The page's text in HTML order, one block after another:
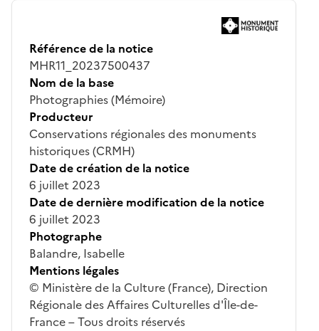
Référence de la notice
MHR11_20237500437
Nom de la base
Photographies (Mémoire)
Producteur
Conservations régionales des monuments
historiques (CRMH)
Date de création de la notice
6 juillet 2023
Date de dernière modification de la notice
6 juillet 2023
Photographe
Balandre, Isabelle
Mentions légales
© Ministère de la Culture (France), Direction
Régionale des Affaires Culturelles d'Île-de-
France – Tous droits réservés